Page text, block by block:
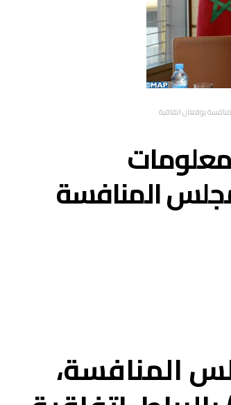
يوقعان اتفاقية
المنافسة
المنافسة،